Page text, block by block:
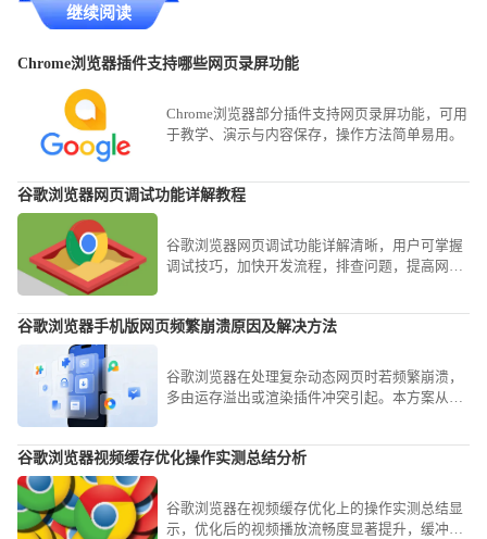
继续阅读
Chrome浏览器插件支持哪些网页录屏功能
Chrome浏览器部分插件支持网页录屏功能，可用
于教学、演示与内容保存，操作方法简单易用。
谷歌浏览器网页调试功能详解教程
谷歌浏览器网页调试功能详解清晰，用户可掌握
调试技巧，加快开发流程，排查问题，提高网页
谷歌浏览器手机版网页频繁崩溃原因及解决方法
谷歌浏览器在处理复杂动态网页时若频繁崩溃，
多由运存溢出或渲染插件冲突引起。本方案从清
谷歌浏览器视频缓存优化操作实测总结分析
谷歌浏览器在视频缓存优化上的操作实测总结显
示，优化后的视频播放流畅度显著提升，缓冲时